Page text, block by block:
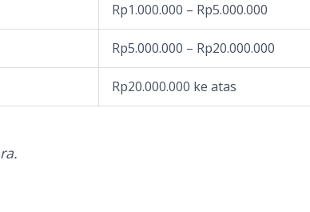
Rp1.000.000 – Rp5.000.000
Rp5.000.000 – Rp20.000.000
Rp20.000.000 ke atas